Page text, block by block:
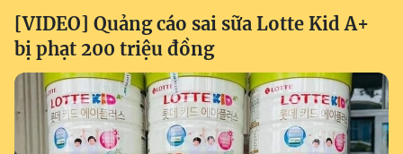
[VIDEO] Quảng cáo sai sữa Lotte Kid A+
bị phạt 200 triệu đồng